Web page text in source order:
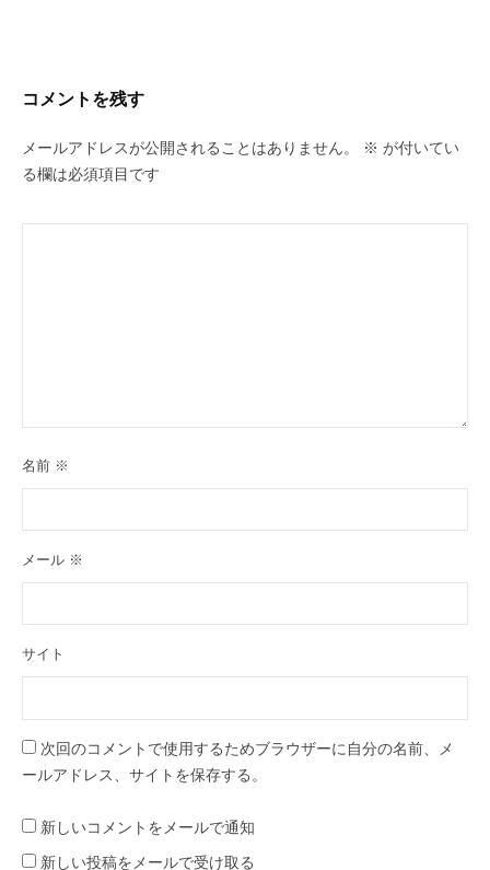
コメントを残す
メールアドレスが公開されることはありません。 ※ が付いてい
る欄は必須項目です
名前 ※
メール ※
サイト
次回のコメントで使用するためブラウザーに自分の名前、メ
ールアドレス、サイトを保存する。
新しいコメントをメールで通知
新しい投稿をメールで受け取る